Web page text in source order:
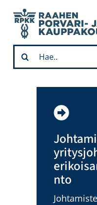
content
Hae opiskelemaan
Yhteystiedot
Etsi
...
nto